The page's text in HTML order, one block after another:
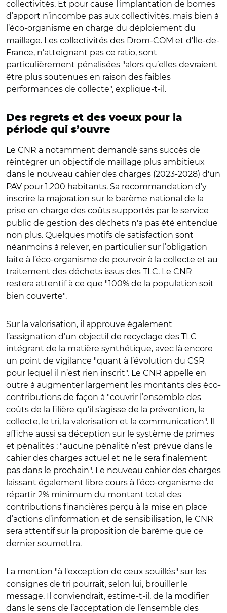
collectivités. Et pour cause l'implantation de bornes
d’apport n’incombe pas aux collectivités, mais bien à
l’éco-organisme en charge du déploiement du
maillage. Les collectivités des Drom-COM et d’Île-de-
France, n’atteignant pas ce ratio, sont
particulièrement pénalisées "alors qu’elles devraient
être plus soutenues en raison des faibles
performances de collecte", explique-t-il.
Des regrets et des voeux pour la
période qui s’ouvre
Le CNR a notamment demandé sans succès de
réintégrer un objectif de maillage plus ambitieux
dans le nouveau cahier des charges (2023-2028) d'un
PAV pour 1.200 habitants. Sa recommandation d’y
inscrire la majoration sur le barème national de la
prise en charge des coûts supportés par le service
public de gestion des déchets n'a pas été entendue
non plus. Quelques motifs de satisfaction sont
néanmoins à relever, en particulier sur l’obligation
faite à l’éco-organisme de pourvoir à la collecte et au
traitement des déchets issus des TLC. Le CNR
restera attentif à ce que "100% de la population soit
bien couverte".
Sur la valorisation, il approuve également
l’assignation d’un objectif de recyclage des TLC
intégrant de la matière synthétique, avec là encore
un point de vigilance "quant à l’évolution du CSR
pour lequel il n’est rien inscrit". Le CNR appelle en
outre à augmenter largement les montants des éco-
contributions de façon à "couvrir l’ensemble des
coûts de la filière qu’il s’agisse de la prévention, la
collecte, le tri, la valorisation et la communication". Il
affiche aussi sa déception sur le système de primes
et pénalités : "aucune pénalité n’est prévue dans le
cahier des charges actuel et ne le sera finalement
pas dans le prochain". Le nouveau cahier des charges
laissant également libre cours à l’éco-organisme de
répartir 2% minimum du montant total des
contributions financières perçu à la mise en place
d’actions d’information et de sensibilisation, le CNR
sera attentif sur la proposition de barème que ce
dernier soumettra.
La mention "à l'exception de ceux souillés" sur les
consignes de tri pourrait, selon lui, brouiller le
message. Il conviendrait, estime-t-il, de la modifier
dans le sens de l’acceptation de l’ensemble des